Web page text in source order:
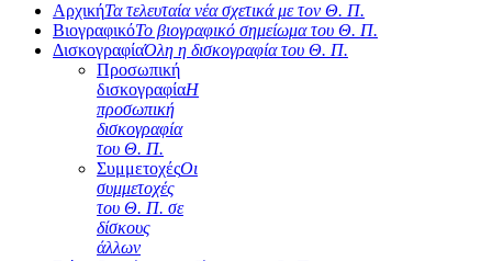
ΑρχικήΤα τελευταία νέα σχετικά με τον Θ. Π.
ΒιογραφικόΤο βιογραφικό σημείωμα του Θ. Π.
ΔισκογραφίαΌλη η δισκογραφία του Θ. Π.
Προσωπική
δισκογραφίαΗ
προσωπική
δισκογραφία
του Θ. Π.
ΣυμμετοχέςΟι
συμμετοχές
του Θ. Π. σε
δίσκους
άλλων